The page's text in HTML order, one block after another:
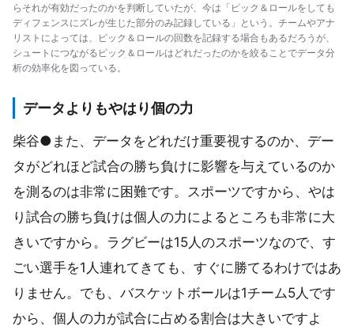
らそれが有効だったのかを判断していたが、今は「ピック＆ロールをしても
ディフェンスにズレが生じた部分のみ記録している」という。チームやアナ
リストによっては、ピック＆ロールの回数を記録する場合もあるだろうが、
シュートにつながるピック＆ロールはどれだったのかを絞ることでデータ分
析の効率化を図っている。
データよりもやはり個の力
柴谷●また、データをどれだけ重要視するのか、デー
タがどれほど試合の勝ち負けに影響を与えているのか
を測るのは非常に困難です。スポーツですから、やは
り試合の勝ち負けは個人の力によるところも非常に大
きいですから。ラグビーは15人のスポーツなので、す
ごい選手を1人連れてきても、すぐに勝てるわけではあ
りません。でも、バスケットボールは1チーム5人です
から、個人の力が試合に占める割合は大きいですよ